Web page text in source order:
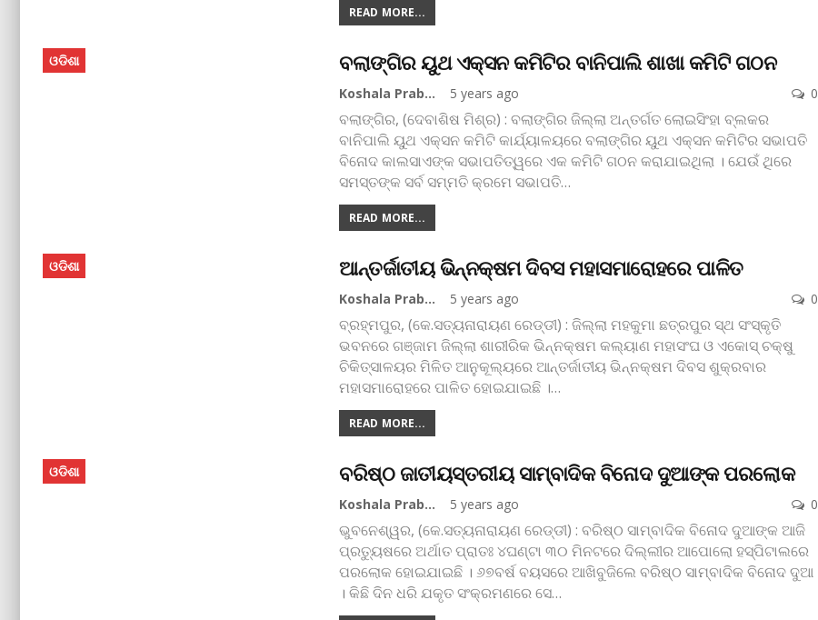
READ MORE...
ଓଡିଶା ବଲାଙ୍ଗିର ୟୁଥ ଏକ୍ସନ କମିଟିର ବାନିପାଲି ଶାଖା କମିଟି ଗଠନ
Koshala Prabaha 5 years ago 0
ବଲାଙ୍ଗିର, (ଦେବାଶିଷ ମିଶ୍ର) : ବଲାଙ୍ଗିର ଜିଲ୍ଲା ଅନ୍ତର୍ଗତ ଲୋଇସିଂହା ବ୍ଲକର
ବାନିପାଲି ୟୁଥ ଏକ୍ସନ କମିଟି କାର୍ଯ୍ୟାଳୟରେ ବଲାଙ୍ଗିର ୟୁଥ ଏକ୍ସନ କମିଟିର ସଭାପତି
ବିନୋଦ କାଲସାଏଙ୍କ ସଭାପତିତ୍ୱରେ ଏକ କମିଟି ଗଠନ କରାଯାଇଥିଲା । ଯେଉଁ ଥିରେ
ସମସ୍ତଙ୍କ ସର୍ବ ସମ୍ମତି କ୍ରମେ ସଭାପତି…
READ MORE...
ଓଡିଶା ଆନ୍ତର୍ଜାତୀୟ ଭିନ୍ନକ୍ଷମ ଦିବସ ମହାସମାରୋହରେ ପାଳିତ
Koshala Prabaha 5 years ago 0
ବ୍ରହ୍ମପୁର, (କେ.ସତ୍ୟନାରାୟଣ ରେଡ୍ଡୀ) : ଜିଲ୍ଲା ମହକୁମା ଛତ୍ରପୁର ସ୍ଥ ସଂସ୍କୃତି
ଭବନରେ ଗଞ୍ଜାମ ଜିଲ୍ଲା ଶାରୀରିକ ଭିନ୍ନକ୍ଷମ କଲ୍ୟାଣ ମହାସଂଘ ଓ ଏକୋସ୍ ଚକ୍ଷୁ
ଚିକିତ୍ସାଳୟର ମିଳିତ ଆନୁକୂଲ୍ୟରେ ଆନ୍ତର୍ଜାତୀୟ ଭିନ୍ନକ୍ଷମ ଦିବସ ଶୁକ୍ରବାର
ମହାସମାରୋହରେ ପାଳିତ ହୋଇଯାଇଛି ।…
READ MORE...
ଓଡିଶା ବରିଷ୍ଠ ଜାତୀୟସ୍ତରୀୟ ସାମ୍ବାଦିକ ବିନୋଦ ଦୁଆଙ୍କ ପରଲୋକ
Koshala Prabaha 5 years ago 0
ଭୁବନେଶ୍ୱର, (କେ.ସତ୍ୟନାରାୟଣ ରେଡ୍ଡୀ) : ବରିଷ୍ଠ ସାମ୍ବାଦିକ ବିନୋଦ ଦୁଆଙ୍କ ଆଜି
ପ୍ରତ୍ୟୁଷରେ ଅର୍ଥାତ ପ୍ରାତଃ ୪ଘଣ୍ଟା ୩୦ ମିନଟରେ ଦିଲ୍ଲୀର ଆପୋଲୋ ହସ୍ପିଟାଲରେ
ପରଲୋକ ହୋଇଯାଇଛି । ୬୭ବର୍ଷ ବୟସରେ ଆଖିବୁଜିଲେ ବରିଷ୍ଠ ସାମ୍ବାଦିକ ବିନୋଦ ଦୁଆ
। କିଛି ଦିନ ଧରି ଯକୃତ ସଂକ୍ରମଣରେ ସେ…